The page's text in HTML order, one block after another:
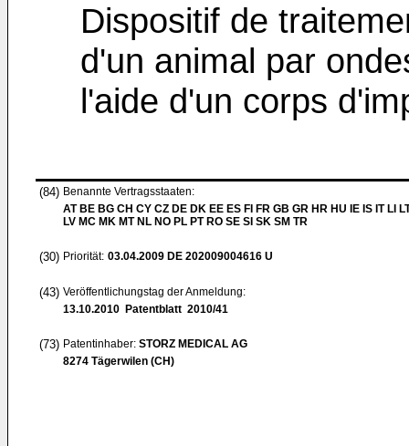
Dispositif de
d'un animal par
l'aide d'un corps
(84) Benannte Vertragsstaaten:
AT BE BG CH CY CZ DE DK EE ES FI FR GB GR HR HU IE IS IT LI
LV MC MK MT NL NO PL PT RO SE SI SK SM TR
(30) Priorität: 03.04.2009 DE 202009004616 U
(43) Veröffentlichungstag der Anmeldung:
13.10.2010 Patentblatt 2010/41
(73) Patentinhaber: STORZ MEDICAL AG
8274 Tägerwilen (CH)